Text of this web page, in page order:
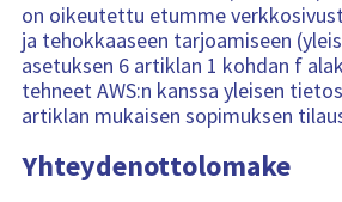
on oikeutettu etumme
ja tehokkaaseen tarjoamiseen
asetuksen 6 artiklan 1 kohdan f
tehneet AWS:n kanssa yleisen
artiklan mukaisen sopimuksen
Yhteydenottolomake